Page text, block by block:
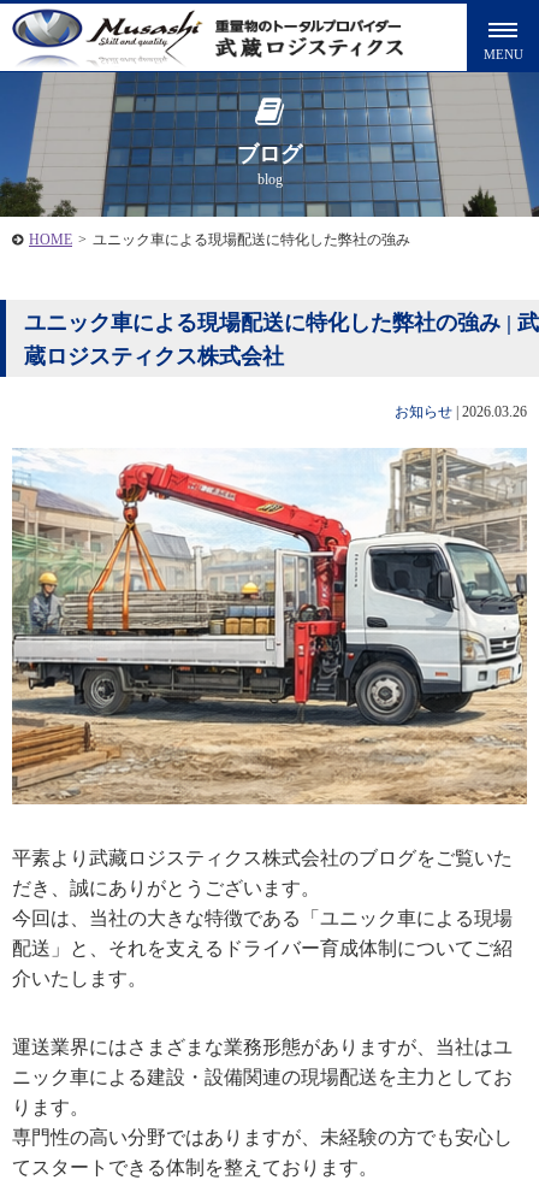
ブログ
blog
HOME > ユニック車による現場配送に特化した弊社の強み
ユニック車による現場配送に特化した弊社の強み | 武
蔵ロジスティクス株式会社
お知らせ 2026.03.26
平素より武藏ロジスティクス株式会社のブログをご覧いた
だき、誠にありがとうございます。
今回は、当社の大きな特徴である「ユニック車による現場
配送」と、それを支えるドライバー育成体制についてご紹
介いたします。
運送業界にはさまざまな業務形態がありますが、当社はユ
ニック車による建設・設備関連の現場配送を主力としてお
ります。
専門性の高い分野ではありますが、未経験の方でも安心し
てスタートできる体制を整えております。